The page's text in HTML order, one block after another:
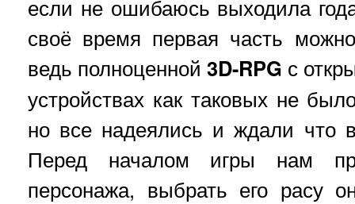
если не ошибаюсь выходила
своё время первая часть
ведь полноценной 3D-RPG с
устройствах как таковых не
но все надеялись и ждали что
Перед началом игры нам
персонажа, выбрать его расу